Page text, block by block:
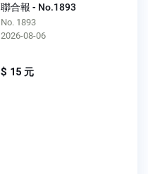
聯合報 - No.1893
No. 1893
2026-08-06
$ 15 元